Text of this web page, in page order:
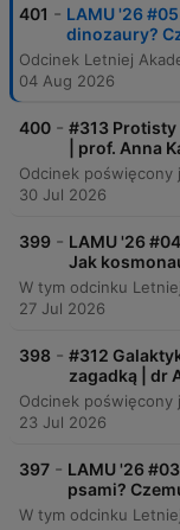
401 - LAMU '26
dinozaury?
04 Aug 2026
400 - #313 Protisty
| prof. Anna
30 Jul 2026
399 - LAMU '26
Jak
27 Jul 2026
398 - #312
zagadką | dr
23 Jul 2026
397 - LAMU '26
psami?